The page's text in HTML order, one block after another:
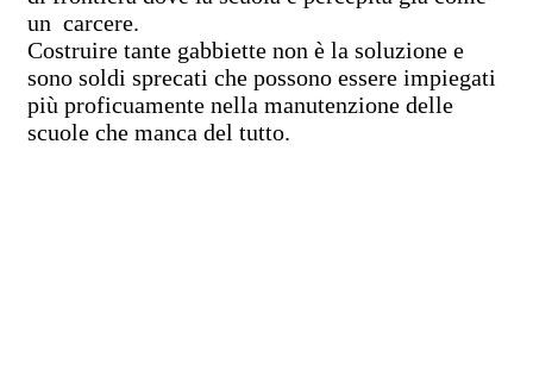
un carcere.
Costruire tante gabbiette non è la soluzione e
sono soldi sprecati che possono essere impiegati
più proficuamente nella manutenzione delle
scuole che manca del tutto.